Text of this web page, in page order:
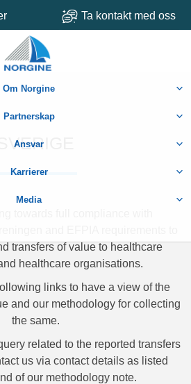
Ta kontakt med oss
Om Norgine
Partnerskap
Ansvar
Karrierer
Media
SVERIGE
transfers of value to healthcare
healthcare organisations.
links to have a view of the
and our methodology for collecting
the same.
related to the reported transfers
us via contact details as listed
of our methodology note.